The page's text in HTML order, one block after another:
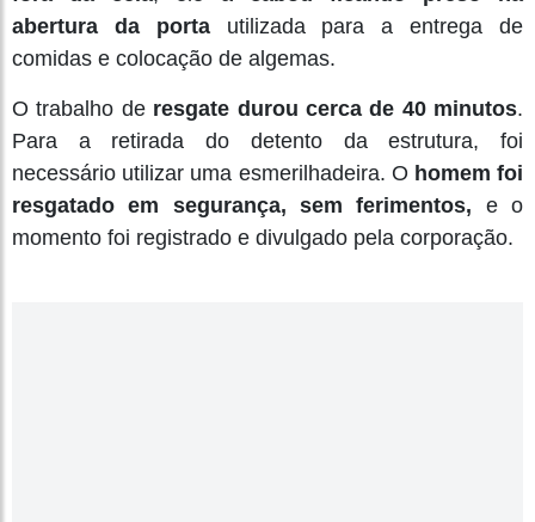
abertura da portautilizada para a entrega de
comidas e colocação de algemas.
O trabalho de resgate durou cerca de 40 minutos.
Para a retirada do detento da estrutura, foi
necessário utilizar uma esmerilhadeira. O homem foi
resgatado em segurança, sem ferimentos, e o
momento foi registrado e divulgado pela corporação.